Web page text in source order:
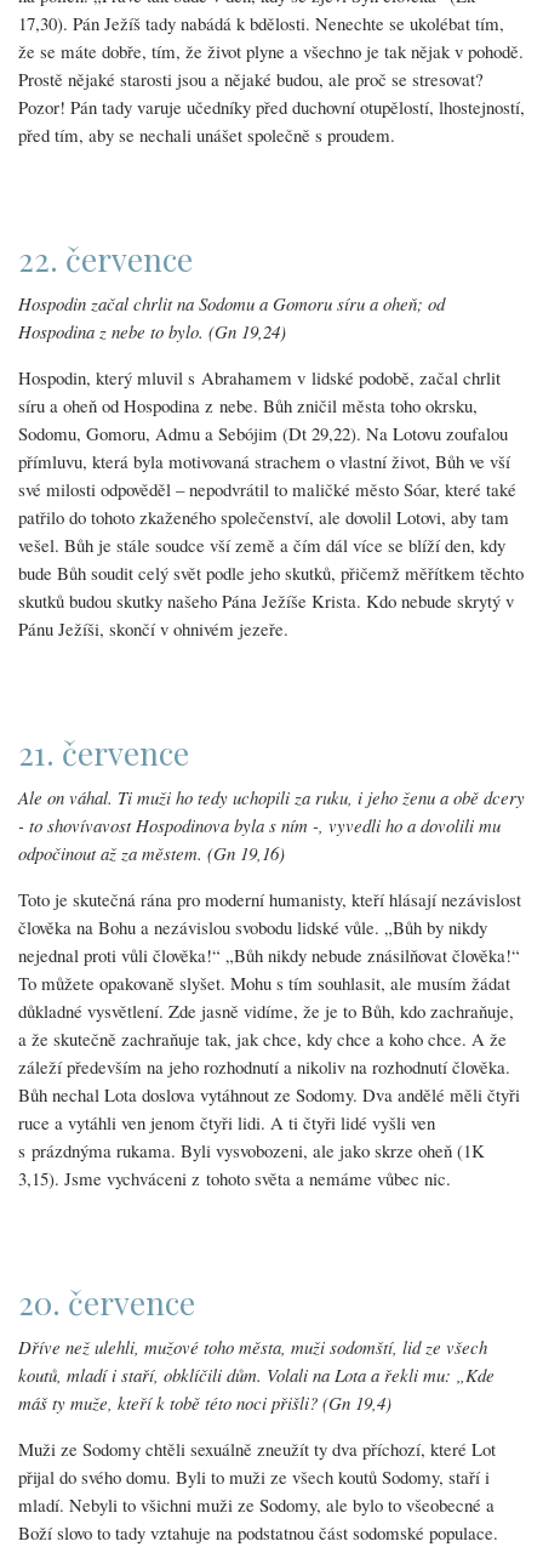
17,30). Pán Ježíš tady nabádá k bdělosti. Nenechte se ukolébat tím,
že se máte dobře, tím, že život plyne a všechno je tak nějak v pohodě.
Prostě nějaké starosti jsou a nějaké budou, ale proč se stresovat?
Pozor! Pán tady varuje učedníky před duchovní otupělostí, lhostejností,
před tím, aby se nechali unášet společně s proudem.
22. července
Hospodin začal chrlit na Sodomu a Gomoru síru a oheň; od
Hospodina z nebe to bylo. (Gn 19,24)
Hospodin, který mluvil s Abrahamem v lidské podobě, začal chrlit
síru a oheň od Hospodina z nebe. Bůh zničil města toho okrsku,
Sodomu, Gomoru, Admu a Sebójim (Dt 29,22). Na Lotovu zoufalou
přímluvu, která byla motivovaná strachem o vlastní život, Bůh ve vší
své milosti odpověděl – nepodvrátil to maličké město Sóar, které také
patřilo do tohoto zkaženého společenství, ale dovolil Lotovi, aby tam
vešel. Bůh je stále soudce vší země a čím dál více se blíží den, kdy
bude Bůh soudit celý svět podle jeho skutků, přičemž měřítkem těchto
skutků budou skutky našeho Pána Ježíše Krista. Kdo nebude skrytý v
Pánu Ježíši, skončí v ohnivém jezeře.
21. července
Ale on váhal. Ti muži ho tedy uchopili za ruku, i jeho ženu a obě dcery
- to shovívavost Hospodinova byla s ním -, vyvedli ho a dovolili mu
odpočinout až za městem. (Gn 19,16)
Toto je skutečná rána pro moderní humanisty, kteří hlásají nezávislost
člověka na Bohu a nezávislou svobodu lidské vůle. „Bůh by nikdy
nejednal proti vůli člověka!“ „Bůh nikdy nebude znásilňovat člověka!“
To můžete opakovaně slyšet. Mohu s tím souhlasit, ale musím žádat
důkladné vysvětlení. Zde jasně vidíme, že je to Bůh, kdo zachraňuje,
a že skutečně zachraňuje tak, jak chce, kdy chce a koho chce. A že
záleží především na jeho rozhodnutí a nikoliv na rozhodnutí člověka.
Bůh nechal Lota doslova vytáhnout ze Sodomy. Dva andělé měli čtyři
ruce a vytáhli ven jenom čtyři lidi. A ti čtyři lidé vyšli ven
s prázdnýma rukama. Byli vysvobozeni, ale jako skrze oheň (1K
3,15). Jsme vychváceni z tohoto světa a nemáme vůbec nic.
20. července
Dříve než ulehli, mužové toho města, muži sodomští, lid ze všech
koutů, mladí i staří, obklíčili dům. Volali na Lota a řekli mu: „Kde
máš ty muže, kteří k tobě této noci přišli? (Gn 19,4)
Muži ze Sodomy chtěli sexuálně zneužít ty dva příchozí, které Lot
přijal do svého domu. Byli to muži ze všech koutů Sodomy, staří i
mladí. Nebyli to všichni muži ze Sodomy, ale bylo to všeobecné a
Boží slovo to tady vztahuje na podstatnou část sodomské populace.